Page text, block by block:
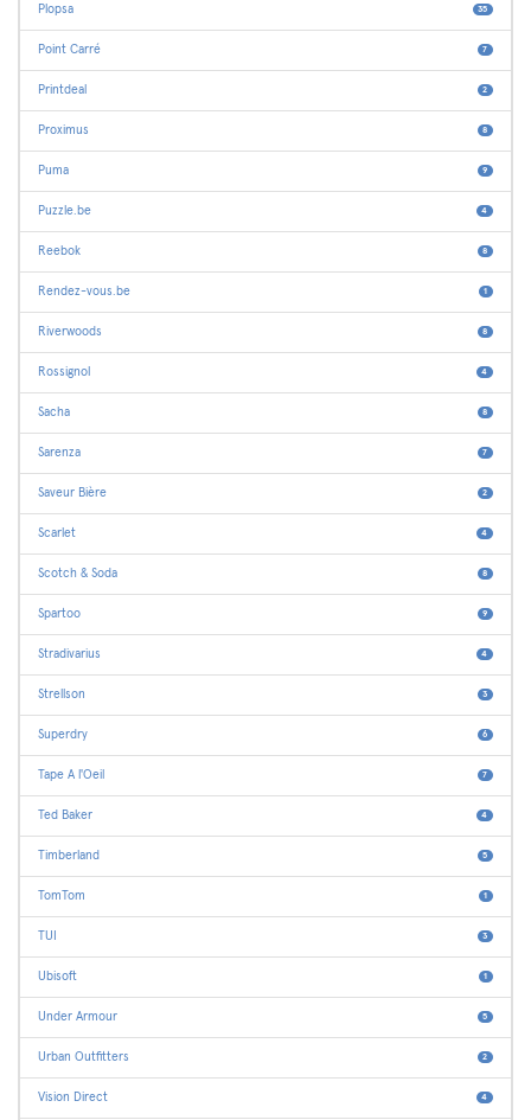
Plopsa 35
Point Carré 7
Printdeal 2
Proximus 8
Puma 9
Puzzle.be 4
Reebok 8
Rendez-vous.be 1
Riverwoods 8
Rossignol 4
Sacha 8
Sarenza 7
Saveur Bière 2
Scarlet 4
Scotch & Soda 8
Spartoo 9
Stradivarius 4
Strellson 3
Superdry 6
Tape A l'Oeil 7
Ted Baker 4
Timberland 5
TomTom 1
TUI 3
Ubisoft 1
Under Armour 5
Urban Outfitters 2
Vision Direct 4